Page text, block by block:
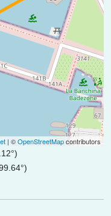
| ©OpenStreetMapcontributors